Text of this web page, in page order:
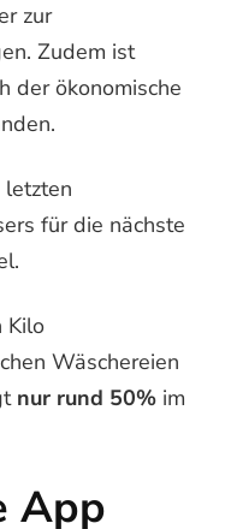
zur
Zudem ist
der ökonomische
für die nächste
Kilo
Wäschereien
nur rund 50% im
App